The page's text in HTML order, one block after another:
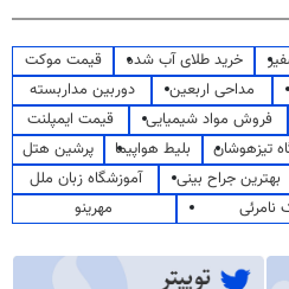
خرید طلای آب شده
قیمت موکت
مداحی اربعین
دوربین مداربسته
فروش مواد شیمیایی
قیمت ایمپلنت
تیزهوشان بلیط هواپیما
پرشین هتل
بهترین جراح بینی
آموزشگاه زبان ملل
مهرینو